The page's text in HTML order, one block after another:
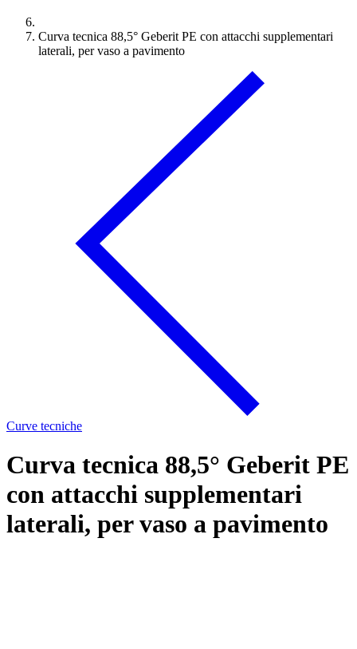
Curva tecnica 88,5° Geberit PE con attacchi supplementari
laterali, per vaso a pavimento
Curve tecniche
Curva tecnica 88,5° Geberit PE
con attacchi supplementari
laterali, per vaso a pavimento